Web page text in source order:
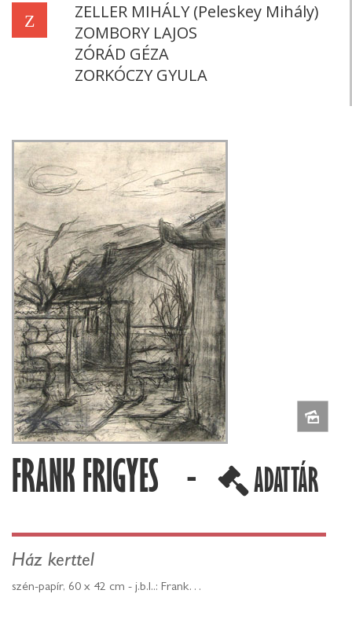
Z
ZELLER MIHÁLY (Peleskey Mihály)
ZOMBORY LAJOS
ZÓRÁD GÉZA
ZORKÓCZY GYULA
FRANK FRIGYES - ADATTÁR
Ház kerttel
szén-papír, 60 x 42 cm - j.b.l..: Frank…